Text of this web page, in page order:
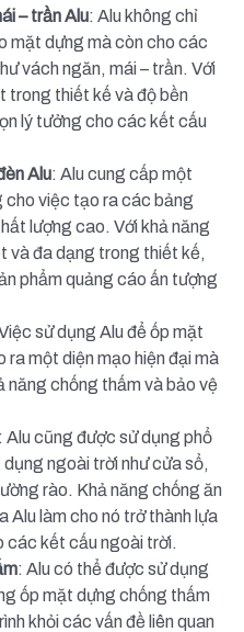
– trần Alu: Alu không chỉ
mặt dựng mà còn cho các
vách ngăn, mái – trần. Với
trong thiết kế và độ bền
lý tưởng cho các kết cấu
Alu: Alu cung cấp một
cho việc tạo ra các bảng
lượng cao. Với khả năng
và đa dạng trong thiết kế,
phẩm quảng cáo ấn tượng
sử dụng Alu để ốp mặt
ra một diện mạo hiện đại mà
năng chống thấm và bảo vệ
: Alu cũng được sử dụng phổ
ngoài trời như cửa sổ,
rào. Khả năng chống ăn
Alu làm cho nó trở thành lựa
các kết cấu ngoài trời.
: Alu có thể được sử dụng
ốp mặt dựng chống thấm
khỏi các vấn đề liên quan